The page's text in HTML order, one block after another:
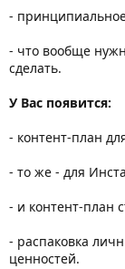
-
- что вообще
сделать.
У Вас появится:
- контент-план
- то же - для
- и контент-план
- распаковка
ценностей.